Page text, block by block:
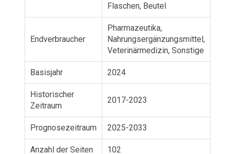
Flaschen, Beutel
Endverbraucher
Pharmazeutika,
Nahrungsergänzungsmittel,
Veterinärmedizin, Sonstige
Basisjahr 2024
Historischer
Zeitraum
2017-2023
Prognosezeitraum 2025-2033
Anzahl der Seiten 102